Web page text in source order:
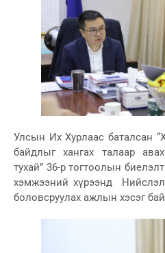
Улсын Их Хурлаас баталсан
байдлыг хангах талаар
тухай” 36-р тогтоолын
хэмжээний хүрээнд
боловсруулах ажлын хэсэг